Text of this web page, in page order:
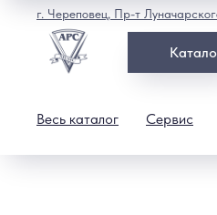
Весь каталог Сервис
г. Череповец, Пр-т